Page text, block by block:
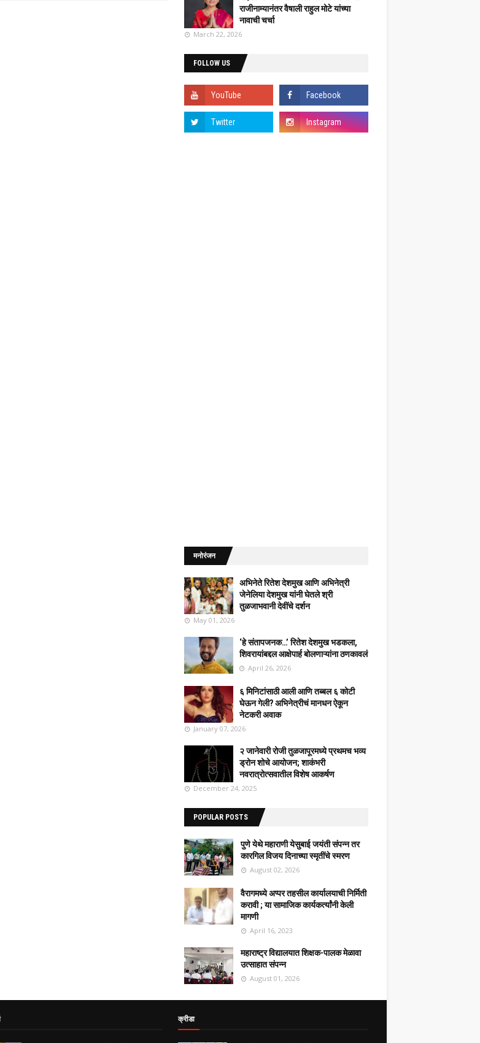
राजीनाम्यानंतर वैषाली राहुल मोटे यांच्या
नावाची चर्चा
March 22, 2026
FOLLOW US
मनोरंजन
अभिनेते रितेश देशमुख आणि अभिनेत्री
जेनेलिया देशमुख यांनी घेतले श्री
तुळजाभवानी देवींचे दर्शन
May 01, 2026
‘हे संतापजनक…’ रितेश देशमुख भडकला,
शिवरायांबद्दल आक्षेपार्ह बोलणाऱ्यांना ठणकावलं
April 26, 2026
६ मिनिटांसाठी आली आणि तब्बल ६ कोटी
घेऊन गेली? अभिनेत्रीचं मानधन ऐकून
नेटकरी अवाक
January 07, 2026
२ जानेवारी रोजी तुळजापूरमध्ये प्रथमच भव्य
ड्रोन शोचे आयोजन; शाकंभरी
नवरात्रोत्सवातील विशेष आकर्षण
December 24, 2025
POPULAR POSTS
पुणे येथे महाराणी येसुबाई जयंती संपन्न तर
कारगिल विजय दिनाच्या स्मृतींचे स्मरण
August 02, 2026
वैरागमध्ये अप्पर तहसील कार्यालयाची निर्मिती
करावी ; या सामाजिक कार्यकर्त्यांनी केली
मागणी
April 16, 2023
महाराष्ट्र विद्यालयात शिक्षक-पालक मेळावा
उत्साहात संपन्न
August 01, 2026
क्रीडा